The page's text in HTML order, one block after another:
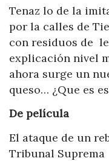
Tenaz lo de la
por la calles de
con residuos de
explicación nivel
ahora surge un
queso… ¿Que es
De película
El ataque de un
Tribunal Suprema